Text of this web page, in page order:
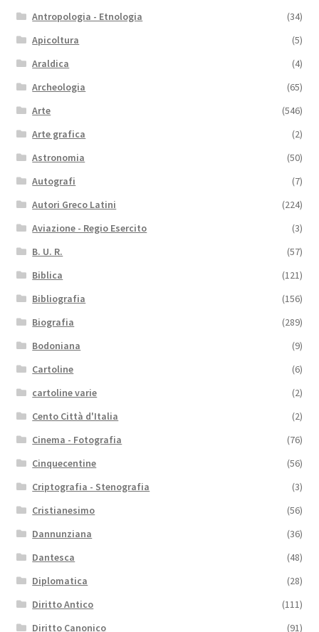
Antropologia - Etnologia
(34)
Apicoltura
(5)
Araldica
(4)
Archeologia
(65)
Arte
(546)
Arte grafica
(2)
Astronomia
(50)
Autografi
(7)
Autori Greco Latini
(224)
Aviazione - Regio Esercito
(3)
B. U. R.
(57)
Biblica
(121)
Bibliografia
(156)
Biografia
(289)
Bodoniana
(9)
Cartoline
(6)
cartoline varie
(2)
Cento Città d'Italia
(2)
Cinema - Fotografia
(76)
Cinquecentine
(56)
Criptografia - Stenografia
(3)
Cristianesimo
(56)
Dannunziana
(36)
Dantesca
(48)
Diplomatica
(28)
Diritto Antico
(111)
Diritto Canonico
(91)